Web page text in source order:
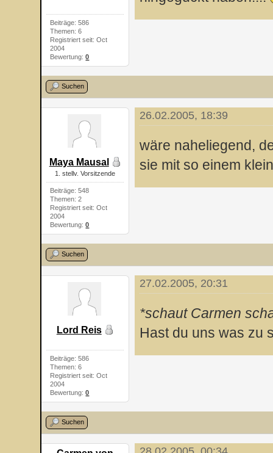
Beiträge: 586
Themen: 6
Registriert seit: Oct
2004
Bewertung:0
Suchen
Maya Mausal
1. stellv. Vorsitzende
Beiträge: 548
Themen: 2
Registriert seit: Oct
2004
Bewertung:0
26.02.2005, 18:39
wäre naheliegend,
sie mit so einem
Suchen
Lord Reis
Beiträge: 586
Themen: 6
Registriert seit: Oct
2004
Bewertung:0
27.02.2005, 20:31
*schaut Carmen
Hast du uns was zu
Suchen